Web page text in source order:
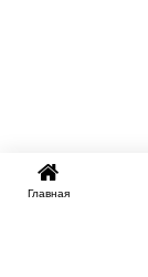
Главная